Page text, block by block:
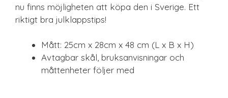
nu finns möjligheten att köpa den i Sverige. Ett
riktigt bra julklappstips!
Mått: 25cm x 28cm x 48 cm (L x B x H)
Avtagbar skål, bruksanvisningar och
måttenheter följer med